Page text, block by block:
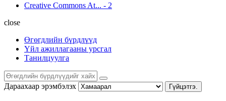
Creative Commons At... - 2
close
Өгөгдлийн бүрдлүүд
Үйл ажиллагааны урсгал
Танилцуулга
Дараахаар эрэмбэлэх Гүйцэтгэ.